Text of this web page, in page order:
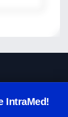
IntraMed!